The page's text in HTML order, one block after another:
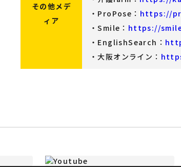
その他メデ
ィア
・ProPose： https://
・Smile： https://
・EnglishSearch：
・大阪オンライン：